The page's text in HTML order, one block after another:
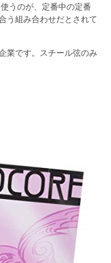
うのが、定番中の定番
う組み合わせだとされて
業です。スチール弦のみ